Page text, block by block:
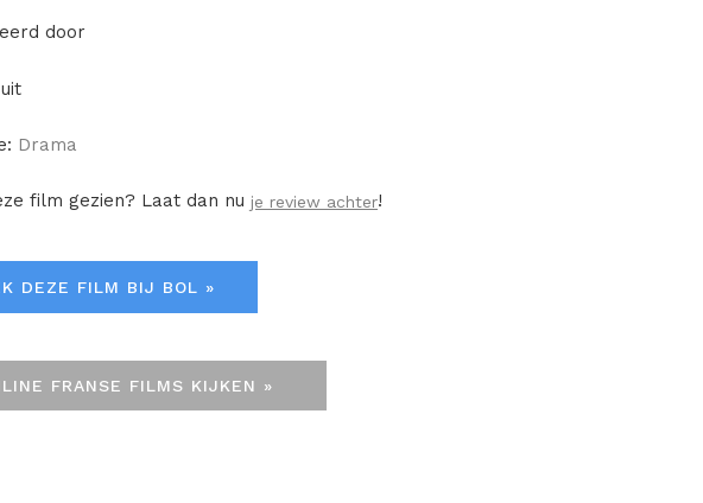
door
Drama
film gezien? Laat dan nu je review achter!
DEZE FILM BIJ BOL »
FRANSE FILMS KIJKEN »